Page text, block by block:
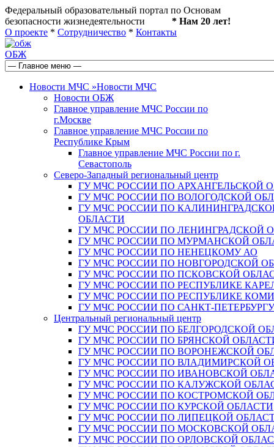
Федеральный образовательный портал по Основам
безопасности жизнедеятельности * Нам 20 лет!
О проекте * Сотрудничество * Контакты
ОБЖ
Новости МЧС »Новости МЧС
Новости ОБЖ
Главное управление МЧС России по
г.Москве
Главное управление МЧС России по
Республике Крым
Главное управление МЧС России по г.
Севастополь
Северо-Западный региональный центр
ГУ МЧС РОССИИ ПО АРХАНГЕЛЬСКОЙ
ГУ МЧС РОССИИ ПО ВОЛОГОДСКОЙ
ГУ МЧС РОССИИ ПО
ОБЛАСТИ
ГУ МЧС РОССИИ ПО ЛЕНИНГРАДСКОЙ
ГУ МЧС РОССИИ ПО МУРМАНСКОЙ
ГУ МЧС РОССИИ ПО НЕНЕЦКОМУ АО
ГУ МЧС РОССИИ ПО НОВГОРОДСКОЙ
ГУ МЧС РОССИИ ПО ПСКОВСКОЙ
ГУ МЧС РОССИИ ПО РЕСПУБЛИКЕ
ГУ МЧС РОССИИ ПО РЕСПУБЛИКЕ КОМИ
ГУ МЧС РОССИИ ПО САНКТ-ПЕТЕРБУРГУ
Центральный региональный центр
ГУ МЧС РОССИИ ПО БЕЛГОРОДСКОЙ
ГУ МЧС РОССИИ ПО БРЯНСКОЙ
ГУ МЧС РОССИИ ПО ВОРОНЕЖСКОЙ
ГУ МЧС РОССИИ ПО ВЛАДИМИРСКОЙ
ГУ МЧС РОССИИ ПО ИВАНОВСКОЙ
ГУ МЧС РОССИИ ПО КАЛУЖСКОЙ
ГУ МЧС РОССИИ ПО КОСТРОМСКОЙ
ГУ МЧС РОССИИ ПО КУРСКОЙ ОБЛАСТИ
ГУ МЧС РОССИИ ПО ЛИПЕЦКОЙ
ГУ МЧС РОССИИ ПО МОСКОВСКОЙ
ГУ МЧС РОССИИ ПО ОРЛОВСКОЙ